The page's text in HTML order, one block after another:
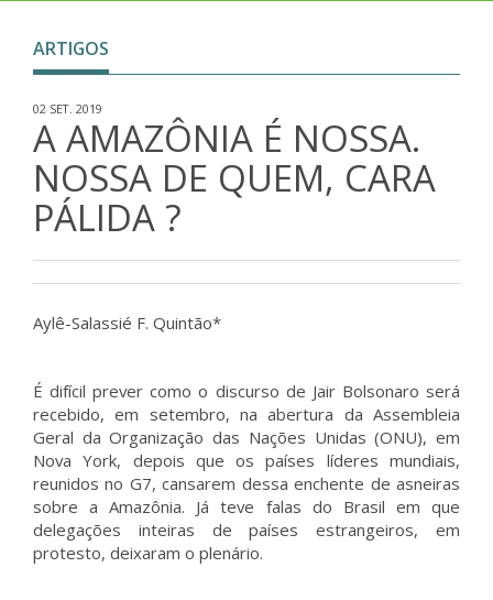
ARTIGOS
02 SET. 2019
A AMAZÔNIA É NOSSA.
NOSSA DE QUEM, CARA
PÁLIDA ?
Aylê-Salassié F. Quintão*
É difícil prever como o discurso de Jair Bolsonaro será
recebido, em setembro, na abertura da Assembleia
Geral da Organização das Nações Unidas (ONU), em
Nova York, depois que os países líderes mundiais,
reunidos no G7, cansarem dessa enchente de asneiras
sobre a Amazônia. Já teve falas do Brasil em que
delegações inteiras de países estrangeiros, em
protesto, deixaram o plenário.